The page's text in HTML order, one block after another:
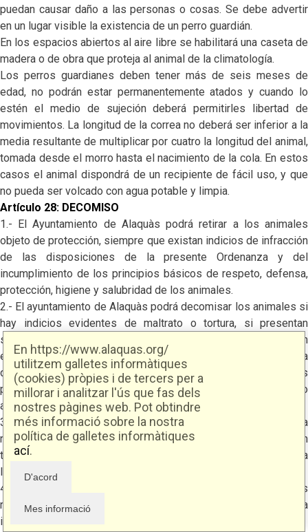
En https://www.alaquas.org/
utilitzem galletes informàtiques
(cookies) pròpies i de tercers per a
millorar i analitzar l'ús que fas dels
nostres pàgines web. Pot obtindre
més informació sobre la nostra
política de galletes informàtiques
ací.
puedan causar daño a las personas o cosas. Se debe advertir
en un lugar visible la existencia de un perro guardián.
En los espacios abiertos al aire libre se habilitará una caseta de
madera o de obra que proteja al animal de la climatología.
Los perros guardianes deben tener más de seis meses de
edad, no podrán estar permanentemente atados y cuando lo
estén el medio de sujeción deberá permitirles libertad de
movimientos. La longitud de la correa no deberá ser inferior a la
media resultante de multiplicar por cuatro la longitud del animal,
tomada desde el morro hasta el nacimiento de la cola. En estos
casos el animal dispondrá de un recipiente de fácil uso, y que
no pueda ser volcado con agua potable y limpia.
Artículo 28: DECOMISO
1.- El Ayuntamiento de Alaquàs podrá retirar a los animales
objeto de protección, siempre que existan indicios de infracción
de las disposiciones de la presente Ordenanza y del
incumplimiento de los principios básicos de respeto, defensa,
protección, higiene y salubridad de los animales.
2.- El ayuntamiento de Alaquàs podrá decomisar los animales si
hay indicios evidentes de maltrato o tortura, si presentan
síntomas de agresión física o desnutrición o si se encuentran
en instalaciones indebidas, así como si se hubiera
diagnosticado que padecen enfermedades transmisibles a las
personas, sea para someterlos a un tratamiento curativo
adecuado o para sacrificarlos si fuera necesario.
3.- El decomiso tendrá un carácter preventivo hasta la
resolución del expediente sancionador correspondiente, que en
todo caso ha de determinar el destino final que hay que dar a
los animales.
4.- Los gastos ocasionados por el comiso y las actuaciones
relacionadas con este son a cuenta de responsable de la
infracción.